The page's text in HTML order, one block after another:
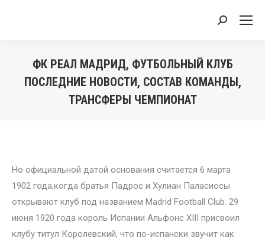
Search:
ФК РЕАЛ МАДРИД, ФУТБОЛЬНЫЙ КЛУБ
ПОСЛЕДНИЕ НОВОСТИ, СОСТАВ КОМАНДЫ,
ТРАНСФЕРЫ ЧЕМПИОНАТ
Но официальной датой основания считается 6 марта
1902 года,когда братья Падрос и Хулиан Паласиосы
открывают клуб под названием Madrid Football Club. 29
июня 1920 года король Испании Альфонс XIII присвоил
клубу титул Королевский, что по-испански звучит как